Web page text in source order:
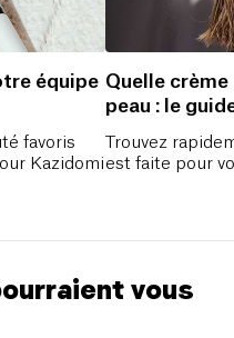
équipe
favoris
Kazidomi
Quelle
peau : le
peau
Trouvez
est faite pour
vous